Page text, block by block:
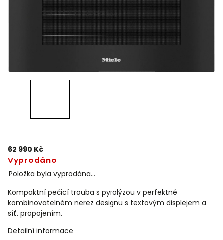
62 990 Kč
Vyprodáno
Položka byla vyprodána…
Kompaktní pečicí trouba s pyrolýzou v perfektně
kombinovatelném nerez designu s textovým displejem a
síť. propojením.
Detailní informace